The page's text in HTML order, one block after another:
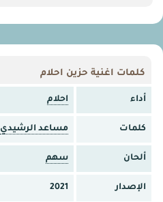
كلمات اغنية حزين احلام
أداء احلام
كلمات مساعد الرشيدي
ألحان سهم
الإصدار 2021